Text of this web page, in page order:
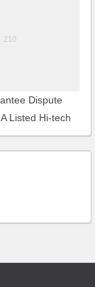
Dispute
Listed Hi-tech
in Shanghai